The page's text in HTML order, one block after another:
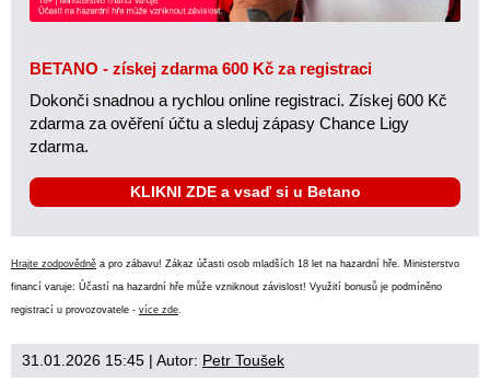
BETANO - získej zdarma 600 Kč za registraci
Dokonči snadnou a rychlou online registraci. Získej 600 Kč
zdarma za ověření účtu a sleduj zápasy Chance Ligy
zdarma.
KLIKNI ZDE a vsaď si u Betano
Hrajte zodpovědně a pro zábavu! Zákaz účasti osob mladších 18 let na hazardní hře. Ministerstvo
financí varuje: Účastí na hazardní hře může vzniknout závislost! Využití bonusů je podmíněno
registrací u provozovatele - více zde
31.01.2026 15:45 | Autor: Petr Toušek